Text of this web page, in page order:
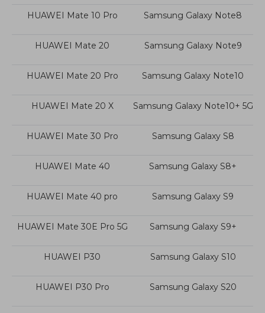
터페이스과의 연결만 지원합니다.
뛰어난 호환성
다양한 시스템 및 소트프웨어에서도 유연한
Windows 7（및 이상), Mac OS X 10.10(및 이상), Chrome88（및 이상),
HUAWEI Mate 10 Pro Samsung Galaxy Note8
HUAWEI Mate 20 Samsung Galaxy Note9
HUAWEI Mate 20 Pro Samsung Galaxy Note10
HUAWEI Mate 20 X Samsung Galaxy Note10+ 5G
HUAWEI Mate 30 Pro Samsung Galaxy S8
HUAWEI Mate 40 Samsung Galaxy S8+
HUAWEI Mate 40 pro Samsung Galaxy S9
HUAWEI Mate 30E Pro 5G Samsung Galaxy S9+
HUAWEI P30 Samsung Galaxy S10
HUAWEI P30 Pro Samsung Galaxy S20